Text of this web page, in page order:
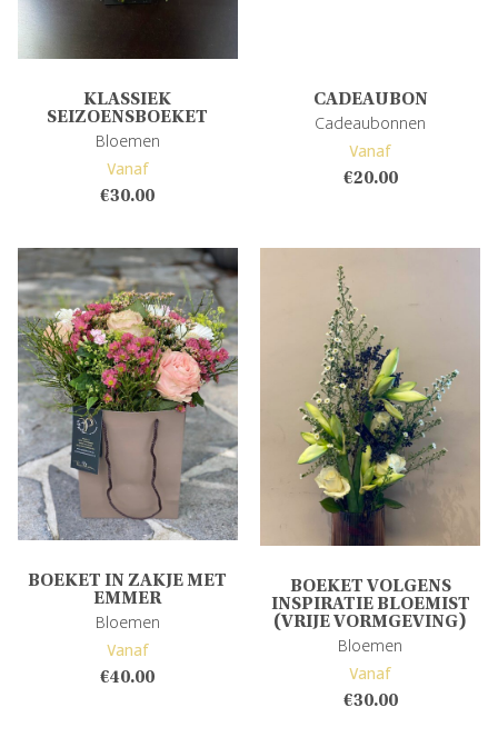
KLASSIEK
SEIZOENSBOEKET
Bloemen
Vanaf
€30.00
CADEAUBON
Cadeaubonnen
Vanaf
€20.00
BOEKET IN ZAKJE MET
EMMER
Bloemen
Vanaf
€40.00
BOEKET VOLGENS
INSPIRATIE BLOEMIST
(VRIJE VORMGEVING)
Bloemen
Vanaf
€30.00